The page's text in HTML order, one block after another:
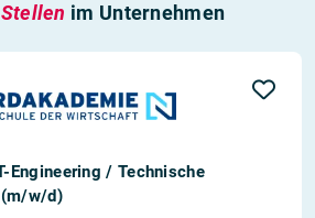
im Unternehmen
Engineering / Technische
(m/w/d)